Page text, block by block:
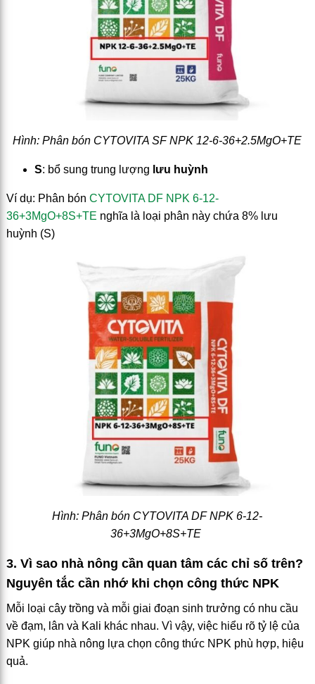
Hình: Phân bón CYTOVITA SF NPK 12-6-36+2.5MgO+TE
S: bổ sung trung lượng lưu huỳnh
Ví dụ: Phân bón CYTOVITA DF NPK 6-12-
36+3MgO+8S+TE nghĩa là loại phân này chứa 8% lưu
huỳnh (S)
Hình: Phân bón CYTOVITA DF NPK 6-12-
36+3MgO+8S+TE
3. Vì sao nhà nông cần quan tâm các chỉ số trên?
Nguyên tắc cần nhớ khi chọn công thức NPK
Mỗi loại cây trồng và mỗi giai đoạn sinh trưởng có nhu cầu
về đạm, lân và Kali khác nhau. Vì vậy, việc hiểu rõ tỷ lệ của
NPK giúp nhà nông lựa chọn công thức NPK phù hợp, hiệu
quả.